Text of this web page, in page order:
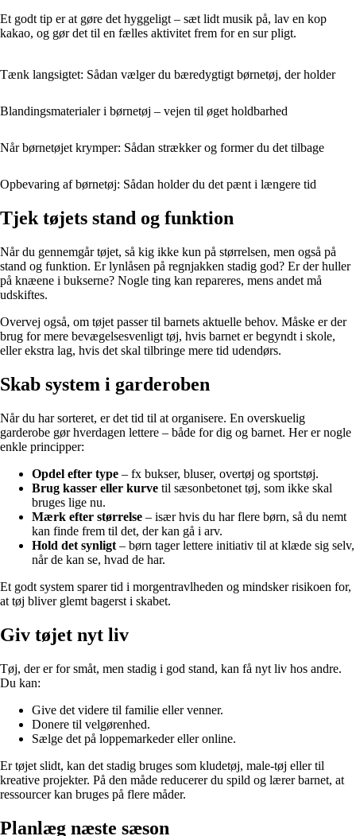
Et godt tip er at gøre det hyggeligt – sæt lidt musik på, lav en kop
kakao, og gør det til en fælles aktivitet frem for en sur pligt.
Tænk langsigtet: Sådan vælger du bæredygtigt børnetøj, der holder
Blandingsmaterialer i børnetøj – vejen til øget holdbarhed
Når børnetøjet krymper: Sådan strækker og former du det tilbage
Opbevaring af børnetøj: Sådan holder du det pænt i længere tid
Tjek tøjets stand og funktion
Når du gennemgår tøjet, så kig ikke kun på størrelsen, men også på
stand og funktion. Er lynlåsen på regnjakken stadig god? Er der huller
på knæene i bukserne? Nogle ting kan repareres, mens andet må
udskiftes.
Overvej også, om tøjet passer til barnets aktuelle behov. Måske er der
brug for mere bevægelsesvenligt tøj, hvis barnet er begyndt i skole,
eller ekstra lag, hvis det skal tilbringe mere tid udendørs.
Skab system i garderoben
Når du har sorteret, er det tid til at organisere. En overskuelig
garderobe gør hverdagen lettere – både for dig og barnet. Her er nogle
enkle principper:
Opdel efter type – fx bukser, bluser, overtøj og sportstøj.
Brug kasser eller kurve til sæsonbetonet tøj, som ikke skal
bruges lige nu.
Mærk efter størrelse – især hvis du har flere børn, så du nemt
kan finde frem til det, der kan gå i arv.
Hold det synligt – børn tager lettere initiativ til at klæde sig selv,
når de kan se, hvad de har.
Et godt system sparer tid i morgentravlheden og mindsker risikoen for,
at tøj bliver glemt bagerst i skabet.
Giv tøjet nyt liv
Tøj, der er for småt, men stadig i god stand, kan få nyt liv hos andre.
Du kan:
Give det videre til familie eller venner.
Donere til velgørenhed.
Sælge det på loppemarkeder eller online.
Er tøjet slidt, kan det stadig bruges som kludetøj, male-tøj eller til
kreative projekter. På den måde reducerer du spild og lærer barnet, at
ressourcer kan bruges på flere måder.
Planlæg næste sæson